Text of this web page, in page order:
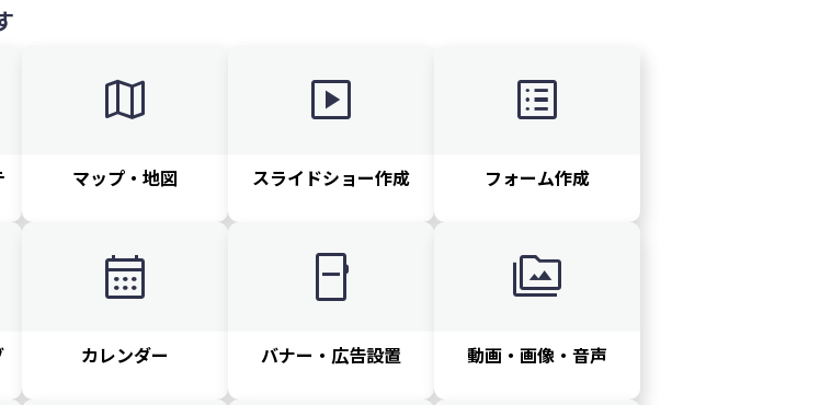
map
マップ・地図
slideshow
スライドショー作成
list_alt
フォーム作成
calendar_month
カレンダー
ad_units
バナー・広告設置
perm_media
動画・画像・音声